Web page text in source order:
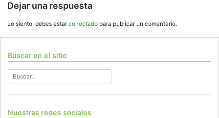
Dejar una respuesta
Lo siento, debes estarconectado para publicar un comentario.
Buscar en el sitio
Nuestras redes sociales